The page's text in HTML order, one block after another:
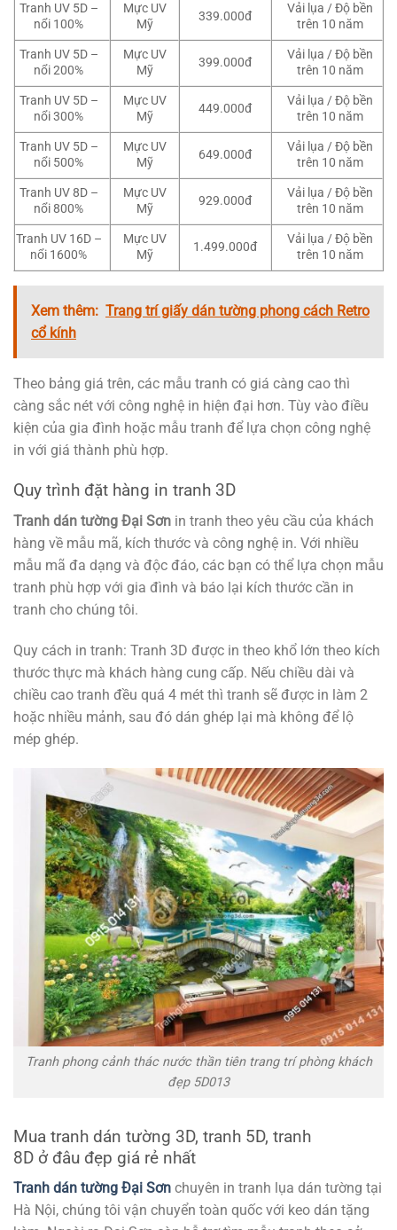
Tranh UV 5D –
nổi 100%
Mực UV
Mỹ
339.000đ
Vải lụa / Độ bền
trên 10 năm
Tranh UV 5D –
nổi 200%
Mực UV
Mỹ
399.000đ
Vải lụa / Độ bền
trên 10 năm
Tranh UV 5D –
nổi 300%
Mực UV
Mỹ
449.000đ
Vải lụa / Độ bền
trên 10 năm
Tranh UV 5D –
nổi 500%
Mực UV
Mỹ
649.000đ
Vải lụa / Độ bền
trên 10 năm
Tranh UV 8D –
nổi 800%
Mực UV
Mỹ
929.000đ
Vải lụa / Độ bền
trên 10 năm
Tranh UV 16D –
nổi 1600%
Mực UV
Mỹ
1.499.000đ
Vải lụa / Độ bền
trên 10 năm
Xem thêm: Trang trí giấy dán tường phong cách Retro
cổ kính
Theo bảng giá trên, các mẫu tranh có giá càng cao thì
càng sắc nét với công nghệ in hiện đại hơn. Tùy vào điều
kiện của gia đình hoặc mẫu tranh để lựa chọn công nghệ
in với giá thành phù hợp.
Quy trình đặt hàng in tranh 3D
Tranh dán tường Đại Sơn in tranh theo yêu cầu của khách
hàng về mẫu mã, kích thước và công nghệ in. Với nhiều
mẫu mã đa dạng và độc đáo, các bạn có thể lựa chọn mẫu
tranh phù hợp với gia đình và báo lại kích thước cần in
tranh cho chúng tôi.
Quy cách in tranh: Tranh 3D được in theo khổ lớn theo kích
thước thực mà khách hàng cung cấp. Nếu chiều dài và
chiều cao tranh đều quá 4 mét thì tranh sẽ được in làm 2
hoặc nhiều mảnh, sau đó dán ghép lại mà không để lộ
mép ghép.
Tranh phong cảnh thác nước thần tiên trang trí phòng khách
đẹp 5D013
Mua tranh dán tường 3D, tranh 5D, tranh
8D ở đâu đẹp giá rẻ nhất
Tranh dán tường Đại Sơn chuyên in tranh lụa dán tường tại
Hà Nội, chúng tôi vận chuyển toàn quốc với keo dán tặng